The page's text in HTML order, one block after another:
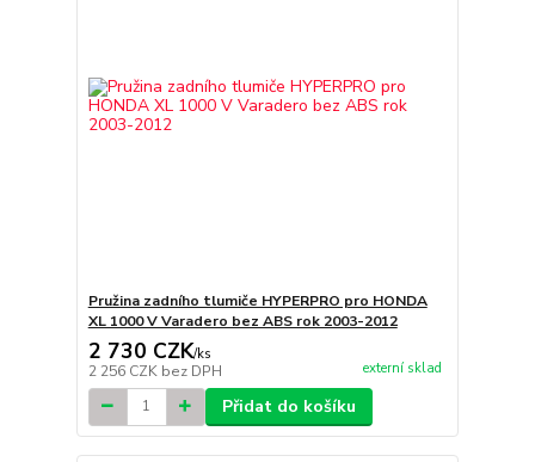
Pružina zadního tlumiče HYPERPRO pro HONDA
XL 1000 V Varadero bez ABS rok 2003-2012
2 730 CZK/ks
2 256 CZK bez DPH externí sklad
Přidat do košíku